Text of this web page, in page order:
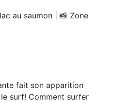
au saumon | 📸 Zone
fait son apparition
surf! Comment surfer